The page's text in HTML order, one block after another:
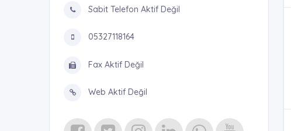
Sabit Telefon Aktif Değil
05327118164
Fax Aktif Değil
Web Aktif Değil